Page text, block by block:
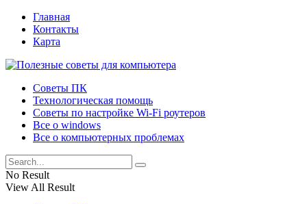
Главная
Контакты
Карта
Советы ПК
Технологическая помощь
Советы по настройке Wi-Fi роутеров
Все о windows
Все о компьютерных проблемах
No Result
View All Result